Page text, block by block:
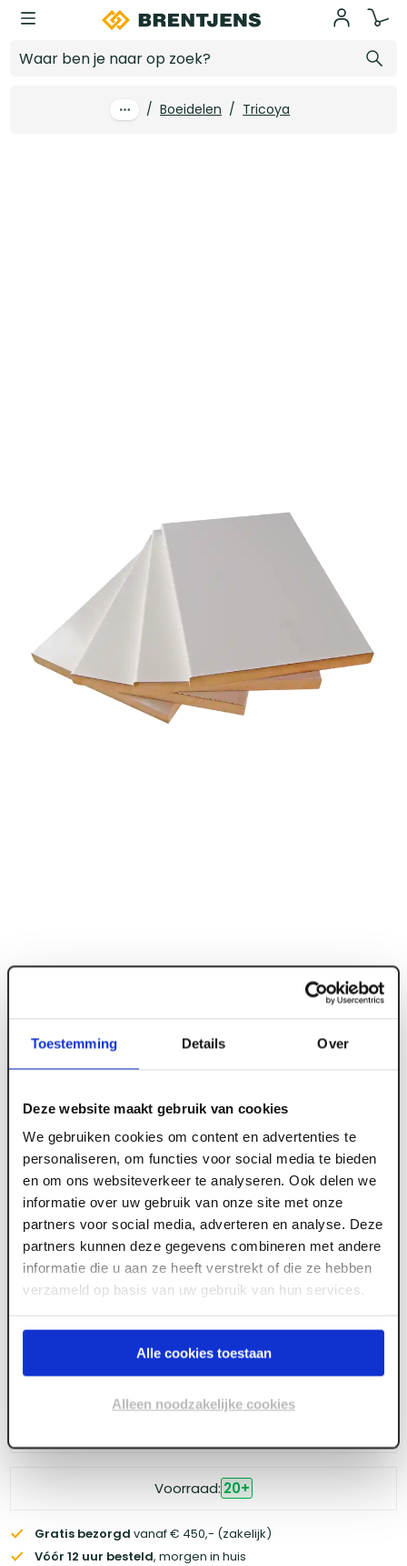
Toestemming Details Over
Deze website maakt gebruik van cookies
We gebruiken cookies om content en advertenties te
personaliseren, om functies voor social media te bieden
en om ons websiteverkeer te analyseren. Ook delen we
informatie over uw gebruik van onze site met onze
partners voor social media, adverteren en analyse. Deze
partners kunnen deze gegevens combineren met andere
informatie die u aan ze heeft verstrekt of die ze hebben
verzameld op basis van uw gebruik van hun services.
Alle cookies toestaan
Alleen noodzakelijke cookies
Ga naar hoofdinhoud
/ Boeidelen / Tricoya
ART000084
18 x 250 x 5700 mm Top Boeistroken Tricoya
MDF gegrond 50 jr garantie FSC
Meld je aan of maak een account aan om toegang
te krijgen tot de prijzen.
Log in voor prijzen
Wil je de scherpste prijs? Meld je aan voor een
Voorraad: 20+
Gratis bezorgd vanaf € 450,- (zakelijk)
Vóór 12 uur besteld, morgen in huis
Log in voor prijzen